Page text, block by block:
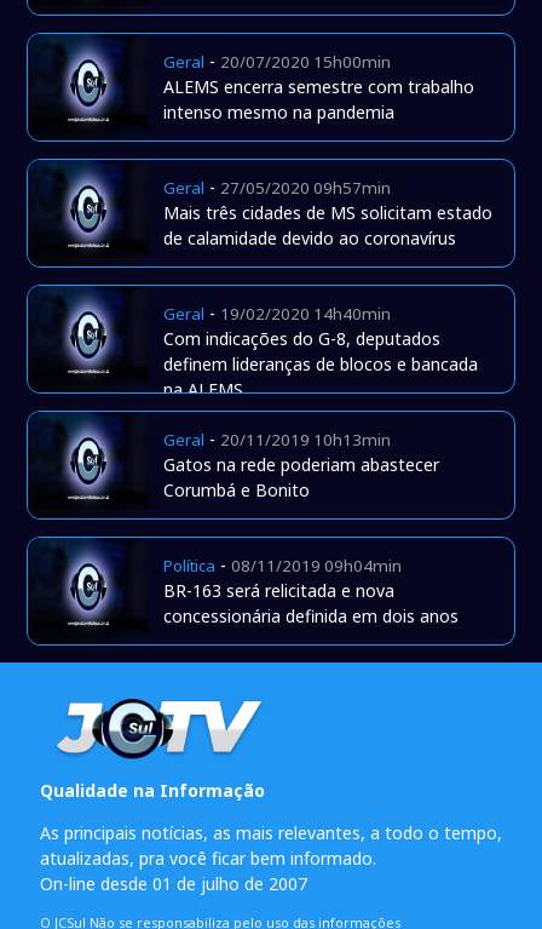
Geral - 20/07/2020 15h00min
ALEMS encerra semestre com trabalho
intenso mesmo na pandemia
Geral - 27/05/2020 09h57min
Mais três cidades de MS solicitam estado
de calamidade devido ao coronavírus
Geral - 19/02/2020 14h40min
Com indicações do G-8, deputados
definem lideranças de blocos e bancada
na ALEMS
Geral - 20/11/2019 10h13min
Gatos na rede poderiam abastecer
Corumbá e Bonito
Política -08/11/2019 09h04min
BR-163 será relicitada e nova
concessionária definida em dois anos
Qualidade na Informação
As principais notícias, as mais relevantes, a todo o tempo,
atualizadas, pra você ficar bem informado.
On-line desde 01 de julho de 2007
O JCSul Não se responsabiliza pelo uso das informações